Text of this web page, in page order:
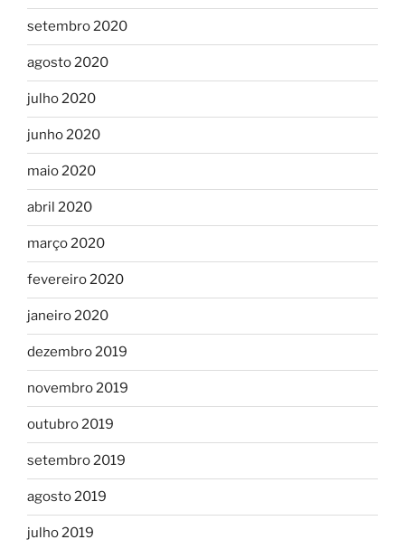
setembro 2020
agosto 2020
julho 2020
junho 2020
maio 2020
abril 2020
março 2020
fevereiro 2020
janeiro 2020
dezembro 2019
novembro 2019
outubro 2019
setembro 2019
agosto 2019
julho 2019